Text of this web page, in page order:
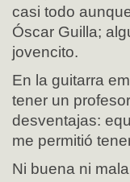
casi todo
Óscar Guilla;
jovencito.
En la guitarra
tener un
desventajas:
me permitió
Ni buena ni